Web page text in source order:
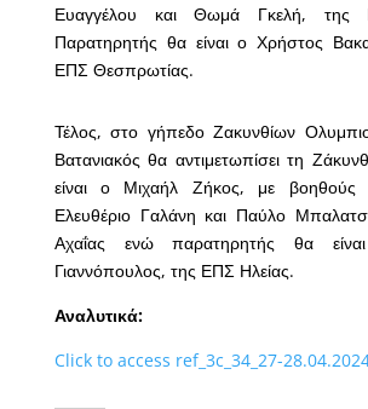
Ευαγγέλου και Θωμά Γκελή, της
Παρατηρητής θα είναι ο Χρήστος
ΕΠΣ Θεσπρωτίας.
Τέλος, στο γήπεδο Ζακυνθίων
Βατανιακός θα αντιμετωπίσει τη
είναι ο Μιχαήλ Ζήκος, με βοηθούς
Ελευθέριο Γαλάνη και Παύλο
Αχαΐας ενώ παρατηρητής θα
Γιαννόπουλος, της ΕΠΣ Ηλείας.
Αναλυτικά:
Click to access ref_3c_34_27-